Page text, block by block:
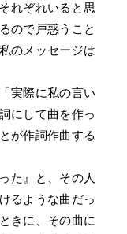
れぞれいると思
ので戸惑うこと
のメッセージは
実際に私の言い
にして曲を作っ
が作詞作曲する
た』と、その人
るような曲だっ
きに、その曲に